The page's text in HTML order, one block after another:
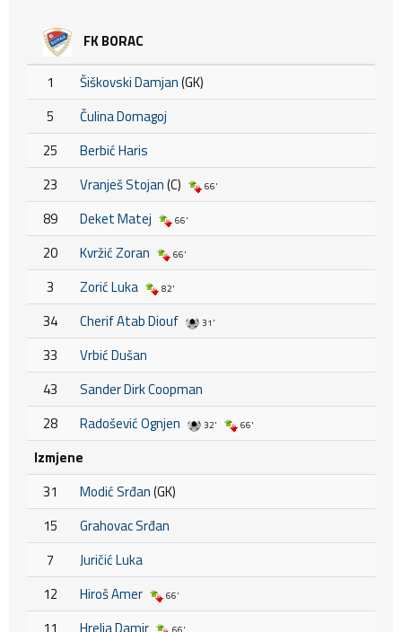
FK BORAC
1 Šiškovski Damjan(GK)
5
Čulina Domagoj
25
Berbić Haris
23
Vranješ Stojan(C) 66'
89 Deket Matej 66'
20 Kvržić Zoran 66'
3 Zorić Luka 82'
34 Cherif Atab Diouf 31'
33
Vrbić Dušan
43
Sander Dirk Coopman
28
Radošević Ognjen 32' 66'
Izmjene
31
Modić Srđan(GK)
15
Grahovac Srđan
7
Juričić Luka
12
Hiroš Amer 66'